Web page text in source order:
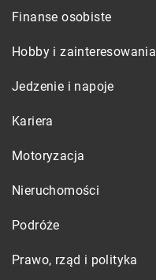
Finanse osobiste
Hobby i zainteresowania
Jedzenie i napoje
Kariera
Motoryzacja
Nieruchomości
Podróże
Prawo, rząd i polityka